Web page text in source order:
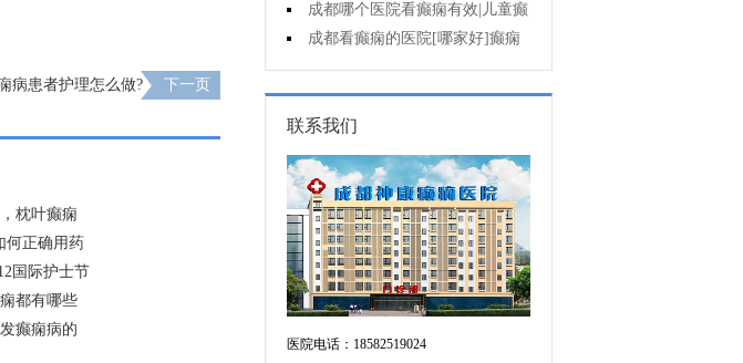
病患者护理怎么做? 下一页
枕叶癫痫
何正确用药
国际护士节
都有哪些
癫痫病的
作频率?
成都哪个医院看癫痫有效|儿童癫
痫治疗应该注意什么?
成都看癫痫的医院[哪家好]癫痫
发作原因是什么?
联系我们
医院电话：18582519024